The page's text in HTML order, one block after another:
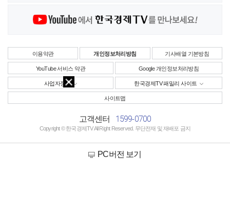
이용약관 개인정보처리방침 기사배열 기본방침
YouTube 서비스 약관 Google 개인정보처리방침
사업자정보 한국경제TV 패밀리 사이트
사이트맵
고객센터 1599-0700
Copyright © 한국경제TV All Right Reserved. 무단전재 및 재배포 금지
PC버전 보기